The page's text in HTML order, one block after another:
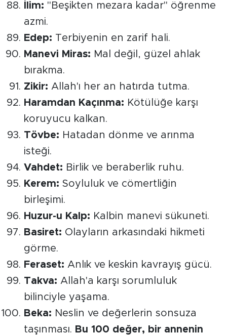
İlim: "Beşikten mezara kadar" öğrenme
azmi.
Edep: Terbiyenin en zarif hali.
Manevi Miras: Mal değil, güzel ahlak
bırakma.
Zikir: Allah'ı her an hatırda tutma.
Haramdan Kaçınma: Kötülüğe karşı
koruyucu kalkan.
Tövbe: Hatadan dönme ve arınma
isteği.
Vahdet: Birlik ve beraberlik ruhu.
Kerem: Soyluluk ve cömertliğin
birleşimi.
Huzur-u Kalp: Kalbin manevi sükuneti.
Basiret: Olayların arkasındaki hikmeti
görme.
Feraset: Anlık ve keskin kavrayış gücü.
Takva: Allah'a karşı sorumluluk
bilinciyle yaşama.
Beka: Neslin ve değerlerin sonsuza
taşınması. Bu 100 değer, bir annenin